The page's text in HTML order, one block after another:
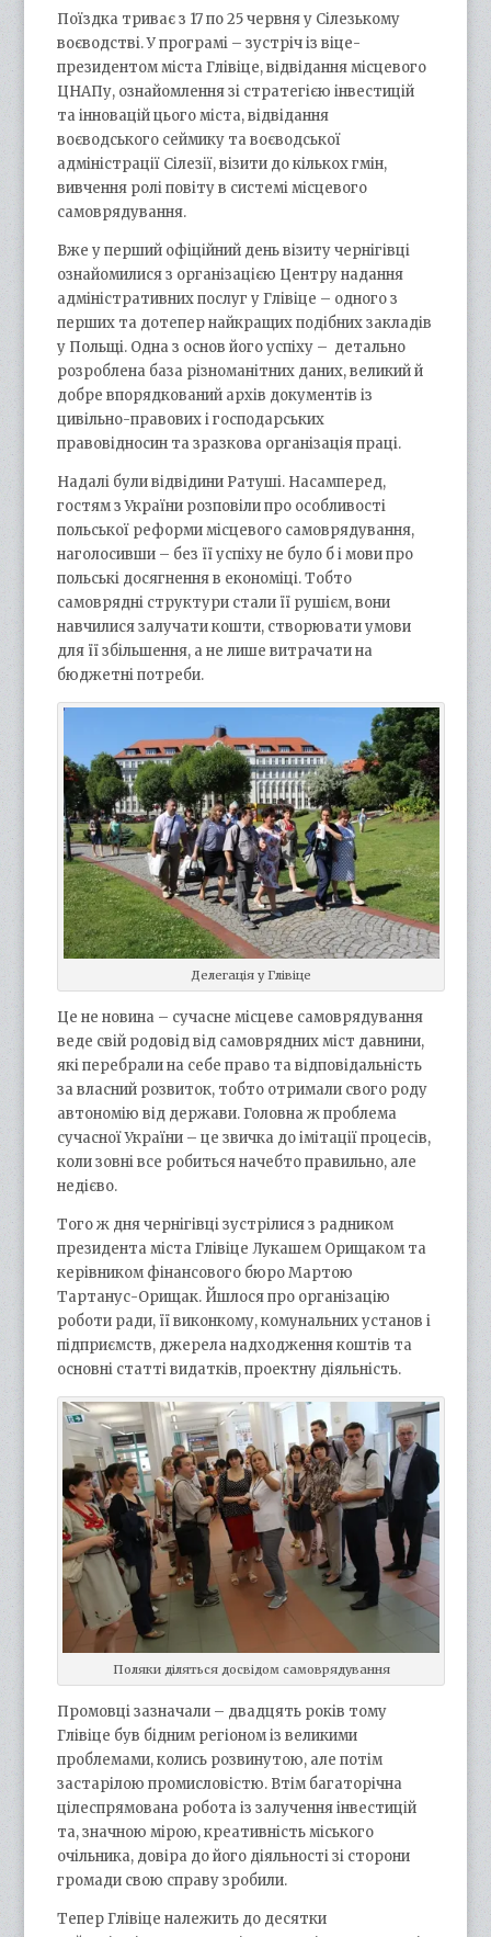
Поїздка триває з 17 по 25 червня у Сілезькому
воєводстві. У програмі – зустріч із віце-
президентом міста Глівіце, відвідання місцевого
ЦНАПу, ознайомлення зі стратегією інвестицій
та інновацій цього міста, відвідання
воєводського сеймику та воєводської
адміністрації Сілезії, візити до кількох гмін,
вивчення ролі повіту в системі місцевого
самоврядування.
Вже у перший офіційний день візиту чернігівці
ознайомилися з організацією Центру надання
адміністративних послуг у Глівіце – одного з
перших та дотепер найкращих подібних закладів
у Польщі. Одна з основ його успіху – детально
розроблена база різноманітних даних, великий й
добре впорядкований архів документів із
цивільно-правових і господарських
правовідносин та зразкова організація праці.
Надалі були відвідини Ратуші. Насамперед,
гостям з України розповіли про особливості
польської реформи місцевого самоврядування,
наголосивши – без її успіху не було б і мови про
польські досягнення в економіці. Тобто
самоврядні структури стали її рушієм, вони
навчилися залучати кошти, створювати умови
для її збільшення, а не лише витрачати на
бюджетні потреби.
Делегація у Глівіце
Це не новина – сучасне місцеве самоврядування
веде свій родовід від самоврядних міст давнини,
які перебрали на себе право та відповідальність
за власний розвиток, тобто отримали свого роду
автономію від держави. Головна ж проблема
сучасної України – це звичка до імітації процесів,
коли зовні все робиться начебто правильно, але
недієво.
Того ж дня чернігівці зустрілися з радником
президента міста Глівіце Лукашем Орищаком та
керівником фінансового бюро Мартою
Тартанус-Орищак. Йшлося про організацію
роботи ради, її виконкому, комунальних установ і
підприємств, джерела надходження коштів та
основні статті видатків, проектну діяльність.
Поляки діляться досвідом самоврядування
Промовці зазначали – двадцять років тому
Глівіце був бідним регіоном із великими
проблемами, колись розвинутою, але потім
застарілою промисловістю. Втім багаторічна
цілеспрямована робота із залучення інвестицій
та, значною мірою, креативність міського
очільника, довіра до його діяльності зі сторони
громади свою справу зробили.
Тепер Глівіце належить до десятки